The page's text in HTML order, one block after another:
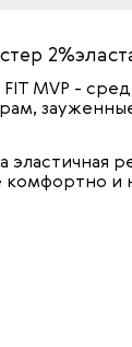
MVP -
комфортно и